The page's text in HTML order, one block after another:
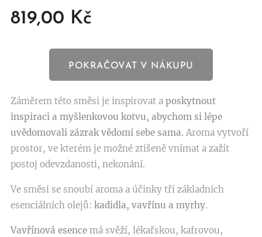
819,00 Kč
POKRAČOVAT V NÁKUPU
Záměrem této směsi je inspirovat a poskytnout
inspiraci a myšlenkovou kotvu, abychom si lépe
uvědomovali zázrak vědomí sebe sama. Aroma vytvoří
prostor, ve kterém je možné ztišeně vnímat a zažít
postoj odevzdanosti, nekonání.
Ve směsi se snoubí aroma a účinky tři základních
esenciálních olejů: kadidla, vavřínu a myrhy.
Vavřínová esence má svěží, lékařskou, kafrovou,